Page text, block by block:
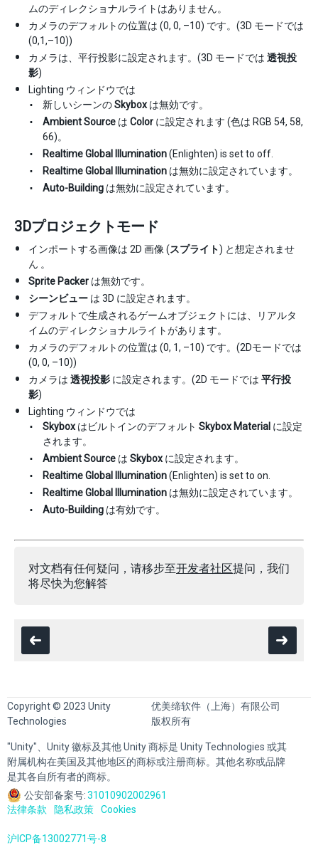
ムのディレクショナルライトはありません。
カメラのデフォルトの位置は (0, 0, –10) です。(3D モードでは
(0,1,–10))
カメラは、平行投影に設定されます。(3D モードでは 透視投
影)
Lighting ウィンドウでは
新しいシーンのSkybox は無効です。
Ambient Source は Color に設定されます (色は RGB 54, 58,
66)。
Realtime Global Illumination(Enlighten) is set to off.
Realtime Global Illumination は無効に設定されています。
Auto-Building は無効に設定されています。
3Dプロジェクトモード
インポートする画像は 2D 画像 (スプライト) と想定されませ
ん 。
Sprite Packer は無効です。
シーンビュー は 3D に設定されます。
デフォルトで生成されるゲームオブジェクトには、リアルタ
イムのディレクショナルライトがあります。
カメラのデフォルトの位置は (0, 1, –10) です。(2Dモードでは
(0, 0, –10))
カメラは 透視投影 に設定されます。(2D モードでは 平行投
影)
Lighting ウィンドウでは
Skybox はビルトインのデフォルト Skybox Material に設定
されます。
Ambient Source は Skybox に設定されます。
Realtime Global Illumination(Enlighten) is set to on.
Realtime Global Illumination は無効に設定されています。
Auto-Building は有効です。
对文档有任何疑问，请移步至开发者社区提问，我们
将尽快为您解答
Copyright © 2023 Unity
Technologies
优美缔软件（上海）有限公司
版权所有
"Unity"、Unity 徽标及其他 Unity 商标是 Unity Technologies 或其
附属机构在美国及其他地区的商标或注册商标。其他名称或品牌
是其各自所有者的商标。
公安部备案号:31010902002961
法律条款
隐私政策 Cookies
沪ICP备13002771号-8